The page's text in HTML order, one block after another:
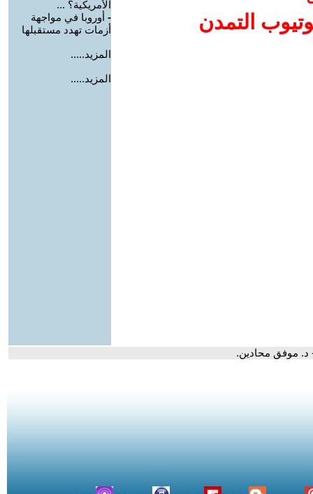
التمدن
الأمريكية؟ ...
- أوروبا في مواجهة
أزمات تهدد مستقبلها
المزيد.....
المزيد.....
د. موفق محادين.